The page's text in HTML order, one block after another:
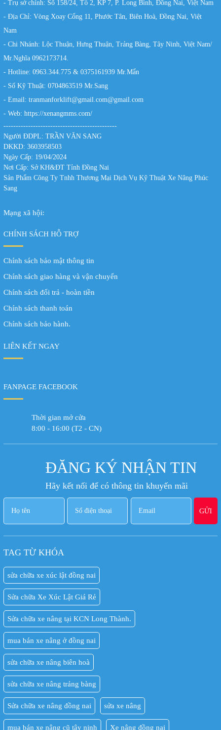
- Trụ sở chính: Số 158/24, Tổ 2, KP 7, P. Long Bình, Đồng Nai, Việt Nam
- Địa Chỉ: Vòng Xoay Cổng 11, Phước Tân, Biên Hoà, Đồng Nai, Việt
Nam
- Chi Nhánh: Lộc Thuận, Hưng Thuận, Trảng Bàng, Tây Ninh, Việt Nam/
Mr.Nghĩa 0962173714.
- Hotline: 0963.344.775 & 0375161939 Mr.Mẩn
- Số Kỹ Thuật: 0704863519 Mr.Sang
- Email: tranmanforklift@gmail.com@gmail.com
- Web: https://xenangmms.com/
----------------------------------------------
Người ĐDPL: TRẦN VĂN SANG
DKKD: 3603958503
Ngày Cấp: 19/04/2024
Nơi Cấp: Sở KH&ĐT Tỉnh Đồng Nai
Sản Phẩm Công Ty Tnhh Thương Mại Dịch Vụ Kỹ Thuật Xe Nâng Phúc
Sang
Mạng xã hội:
CHÍNH SÁCH HỖ TRỢ
Chính sách bảo mật thông tin
Chính sách giao hàng và vận chuyển
Chính sách đổi trả - hoàn tiền
Chính sách thanh toán
Chính sách bảo hành.
LIÊN KẾT NGAY
FANPAGE FACEBOOK
Thời gian mở cửa
8:00 - 16:00 (T2 - CN)
ĐĂNG KÝ NHẬN TIN
Hãy kết nối để có thông tin khuyến mãi
TAG TỪ KHÓA
sửa chữa xe xúc lật đồng nai
Sửa chữa Xe Xúc Lật Giá Rẻ
Sửa chữa xe nâng tại KCN Long Thành.
mua bán xe nâng ở đồng nai
sửa chữa xe nâng biên hoà
sửa chữa xe nâng trảng bàng
Sửa chữa xe nâng đồng nai sửa xe nâng
mua bán xe nâng cũ tây ninh Xe nâng đồng nai